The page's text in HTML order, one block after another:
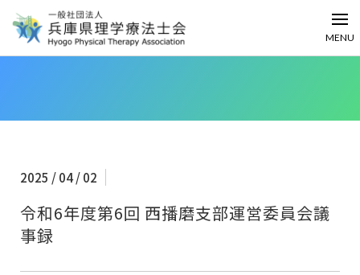
MENU
2025 / 04 / 02
令和6年度第6回 西播磨支部運営委員会議
事録